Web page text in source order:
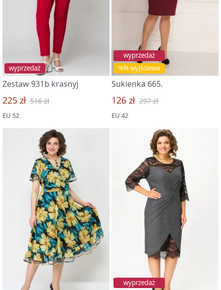
wyprzedaż
Zestaw 931b krasnyj
225 zł 516 zł
EU 52
%% wyjściowa
wyprzedaż
Sukienka 665.
126 zł 297 zł
EU 42
wyprzedaż